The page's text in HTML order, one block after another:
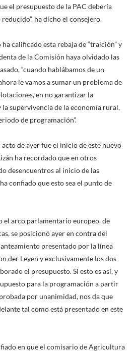
el presupuesto de la PAC debería
ha dicho el consejero.
calificado esta rebaja de “traición” y
de la Comisión haya olvidado las
“cuando hablábamos de un
le vamos a sumar un problema de
en no garantizar la
supervivencia de la economía rural,
de programación”.
de ayer fue el inicio de este nuevo
ha recordado que en otros
desencuentros al inicio de las
confiado que esto sea el punto de
el arco parlamentario europeo, de
se posicionó ayer en contra del
presentado por la línea
der Leyen y exclusivamente los dos
el presupuesto. Si esto es así, y
para la programación a partir
por unanimidad, nos da que
tal como está presentado en este
en que el comisario de Agricultura